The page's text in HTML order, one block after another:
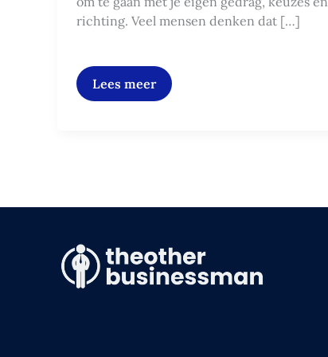
richting. Veel mensen denken dat […]
Lees meer